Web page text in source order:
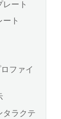
クスポ
ターン
いる関
フィル
クトの
詳細探
調べる
択を使う
ート
ト
ファイ
タラクテ